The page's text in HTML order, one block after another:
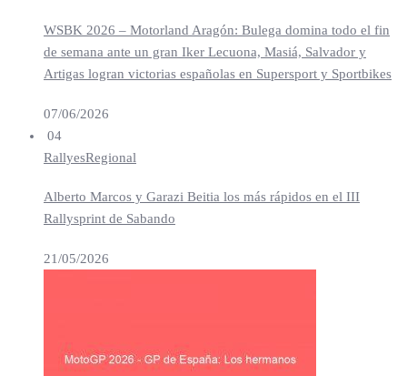
WSBK 2026 – Motorland Aragón: Bulega domina todo el fin
de semana ante un gran Iker Lecuona, Masiá, Salvador y
Artigas logran victorias españolas en Supersport y Sportbikes
07/06/2026
04
RallyesRegional
Alberto Marcos y Garazi Beitia los más rápidos en el III
Rallysprint de Sabando
21/05/2026